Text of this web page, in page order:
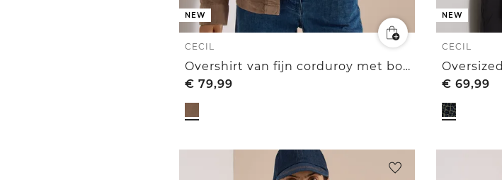
NEW
CECIL
Overshirt van fijn corduroy met borstzakken
€ 79,99
NEW
CECIL
€ 69,99